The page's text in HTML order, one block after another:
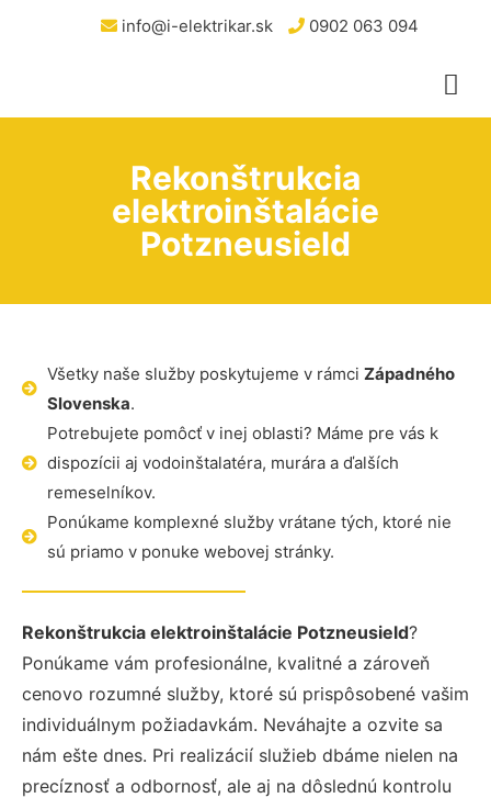
info@i-elektrikar.sk 0902 063 094
Rekonštrukcia
elektroinštalácie
Potzneusield
Všetky naše služby poskytujeme v rámci Západného
Slovenska.
Potrebujete pomôcť v inej oblasti? Máme pre vás k
dispozícii aj vodoinštalatéra, murára a ďalších
remeselníkov.
Ponúkame komplexné služby vrátane tých, ktoré nie
sú priamo v ponuke webovej stránky.
Rekonštrukcia elektroinštalácie Potzneusield?
Ponúkame vám profesionálne, kvalitné a zároveň
cenovo rozumné služby, ktoré sú prispôsobené vašim
individuálnym požiadavkám. Neváhajte a ozvite sa
nám ešte dnes. Pri realizácií služieb dbáme nielen na
precíznosť a odbornosť, ale aj na dôslednú kontrolu